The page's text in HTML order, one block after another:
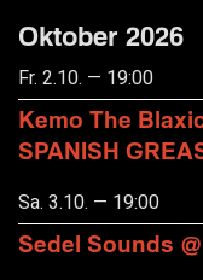
Oktober 2026
Fr. 2.10. — 19:00
Kemo The
SPANISH
Sa. 3.10. — 19:00
Sedel Sounds